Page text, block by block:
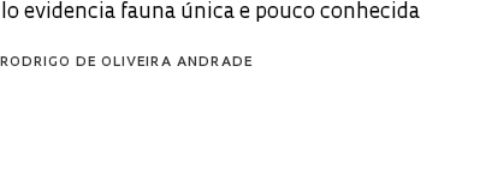
evidencia fauna única e pouco conhecida
RODRIGO DE OLIVEIRA ANDRADE